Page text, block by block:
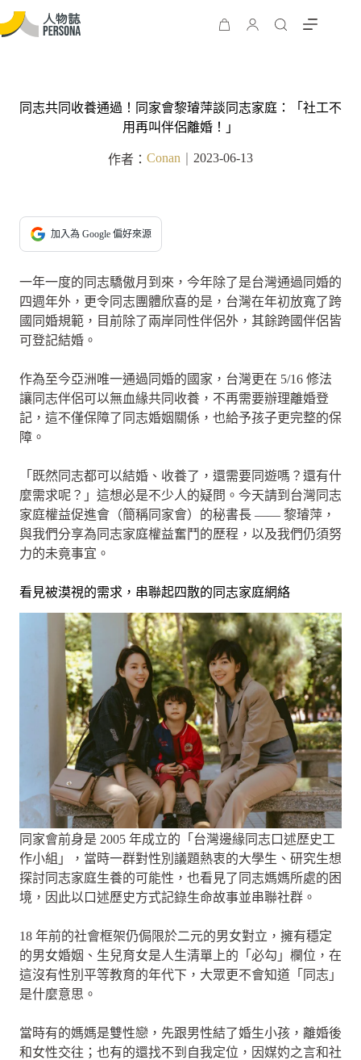
同志共同收養通過！同家會黎璿萍談同志家庭：「社工不
用再叫伴侶離婚！」
作者： Conan 2023-06-13
加入為 Google 偏好來源
一年一度的同志驕傲月到來，今年除了是台灣通過同婚的
四週年外，更令同志團體欣喜的是，台灣在年初放寬了跨
國同婚規範，目前除了兩岸同性伴侶外，其餘跨國伴侶皆
可登記結婚。
作為至今亞洲唯一通過同婚的國家，台灣更在 5/16 修法
讓同志伴侶可以無血緣共同收養，不再需要辦理離婚登
記，這不僅保障了同志婚姻關係，也給予孩子更完整的保
障。
「既然同志都可以結婚、收養了，還需要同遊嗎？還有什
麼需求呢？」這想必是不少人的疑問。今天請到台灣同志
家庭權益促進會（簡稱同家會）的秘書長 —— 黎璿萍，
與我們分享為同志家庭權益奮鬥的歷程，以及我們仍須努
力的未竟事宜。
看見被漠視的需求，串聯起四散的同志家庭網絡
同家會前身是 2005 年成立的「台灣邊緣同志口述歷史工
作小組」，當時一群對性別議題熱衷的大學生、研究生想
探討同志家庭生養的可能性，也看見了同志媽媽所處的困
境，因此以口述歷史方式記錄生命故事並串聯社群。
18 年前的社會框架仍侷限於二元的男女對立，擁有穩定
的男女婚姻、生兒育女是人生清單上的「必勾」欄位，在
這沒有性別平等教育的年代下，大眾更不會知道「同志」
是什麼意思。
當時有的媽媽是雙性戀，先跟男性結了婚生小孩，離婚後
和女性交往；也有的還找不到自我定位，因媒妁之言和社